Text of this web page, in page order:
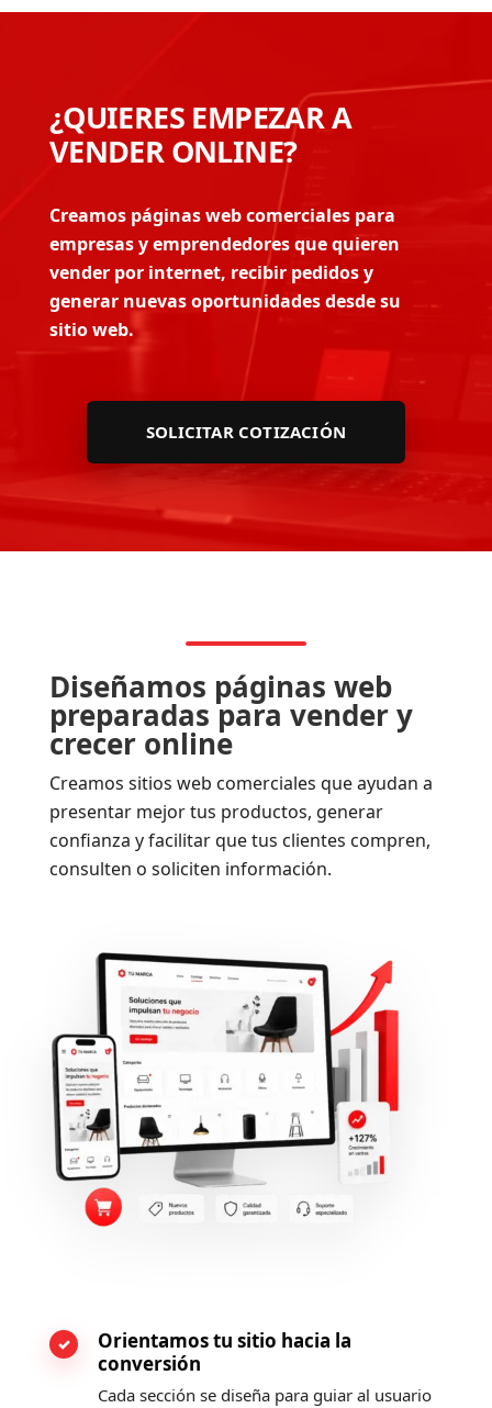
¿QUIERES EMPEZAR A
VENDER ONLINE?
Creamos páginas web comerciales para
empresas y emprendedores que quieren
vender por internet, recibir pedidos y
generar nuevas oportunidades desde su
sitio web.
SOLICITAR COTIZACIÓN
Diseñamos páginas web
preparadas para vender y
crecer online
Creamos sitios web comerciales que ayudan a
presentar mejor tus productos, generar
confianza y facilitar que tus clientes compren,
consulten o soliciten información.
Orientamos tu sitio hacia la
conversión
Cada sección se diseña para guiar al usuario